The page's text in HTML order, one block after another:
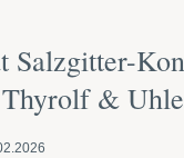
Salzgitter-
&